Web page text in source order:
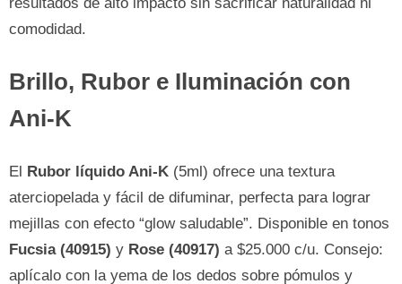
comodidad.
Brillo, Rubor e Iluminación con
Ani-K
El Rubor líquido Ani-K (5ml) ofrece una textura
aterciopelada y fácil de difuminar, perfecta para lograr
mejillas con efecto “glow saludable”. Disponible en tonos
Fucsia (40915) y Rose (40917) a $25.000 c/u. Consejo:
aplícalo con la yema de los dedos sobre pómulos y